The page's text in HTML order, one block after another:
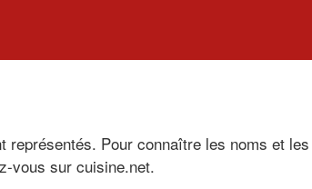
Pour connaître les noms et
vous sur cuisine.net.